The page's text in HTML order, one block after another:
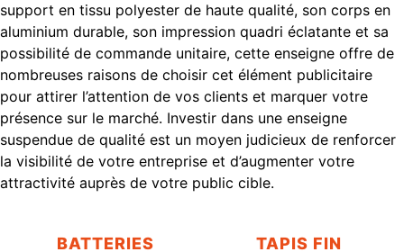
support en tissu polyester de haute qualité, son corps en
aluminium durable, son impression quadri éclatante et sa
possibilité de commande unitaire, cette enseigne offre de
nombreuses raisons de choisir cet élément publicitaire
pour attirer l’attention de vos clients et marquer votre
présence sur le marché. Investir dans une enseigne
suspendue de qualité est un moyen judicieux de renforcer
la visibilité de votre entreprise et d’augmenter votre
attractivité auprès de votre public cible.
BATTERIES
TAPIS FIN